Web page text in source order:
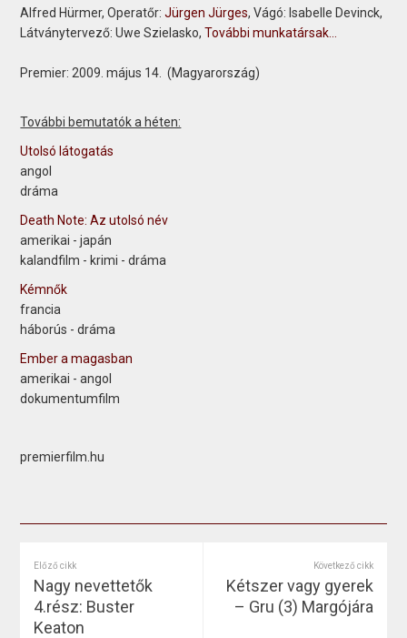
Alfred Hürmer, Operatőr:Jürgen Jürges, Vágó: Isabelle Devinck,
Látványtervező: Uwe Szielasko,További munkatársak...
Premier: 2009. május 14. (Magyarország)
További bemutatók a héten:
Utolsó látogatás
angol
dráma
Death Note: Az utolsó név
amerikai - japán
kalandfilm - krimi - dráma
Kémnők
francia
háborús - dráma
Ember a magasban
amerikai - angol
dokumentumfilm
premierfilm.hu
Előző cikk
Nagy nevettetők
4.rész: Buster
Keaton
Következő cikk
Kétszer vagy gyerek
– Gru (3) Margójára